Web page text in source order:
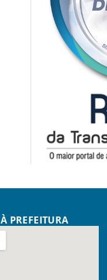
PREFEITURA